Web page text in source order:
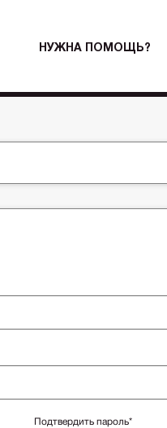
НУЖНА ПОМОЩЬ?
Подтвердить пароль*